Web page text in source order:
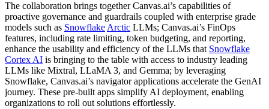
The collaboration brings together Canvas.ai’s capabilities of
proactive governance and guardrails coupled with enterprise grade
models such as Snowflake Arctic LLMs; Canvas.ai’s FinOps
features, including rate limiting, token budgeting, and reporting,
enhance the usability and efficiency of the LLMs that Snowflake
Cortex AI is bringing to the table with access to industry leading
LLMs like Mixtral, LLaMA 3, and Gemma; by leveraging
Snowflake, Canvas.ai’s navigator applications accelerate the GenAI
journey. These pre-built apps simplify AI deployment, enabling
organizations to roll out solutions effortlessly.